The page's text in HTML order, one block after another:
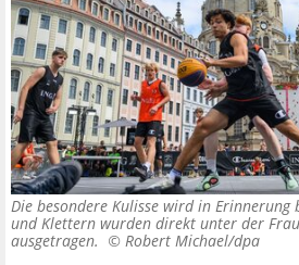
Die besondere Kulisse wird in Erinnerung
und Klettern wurden direkt unter der
ausgetragen. © Robert Michael/dpa